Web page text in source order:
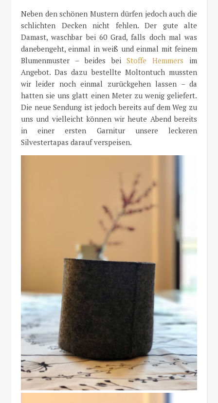
Neben den schönen Mustern dürfen jedoch auch die
schlichten Decken nicht fehlen. Der gute alte
Damast, waschbar bei 60 Grad, falls doch mal was
danebengeht, einmal in weiß und einmal mit feinem
Blumenmuster – beides beiStoffe Hemmers im
Angebot. Das dazu bestellte Moltontuch mussten
wir leider noch einmal zurückgehen lassen – da
hatten sie uns glatt einen Meter zu wenig geliefert.
Die neue Sendung ist jedoch bereits auf dem Weg zu
uns und vielleicht können wir heute Abend bereits
in einer ersten Garnitur unsere leckeren
Silvestertapas darauf verspeisen.